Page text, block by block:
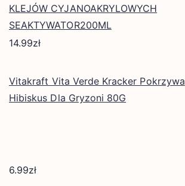
KLEJÓW CYJANOAKRYLOWYCH
SEAKTYWATOR200ML
14.99zł
Vitakraft Vita Verde Kracker Pokrzywa
Hibiskus Dla Gryzoni 80G
6.99zł